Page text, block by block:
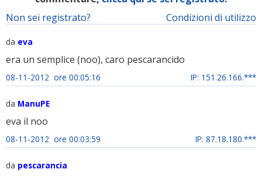
Condizioni di utilizzo
Non sei registrato?
da eva
era un semplice (noo), caro pescarancido
08-11-2012 ore 00:05:16 IP: 151.26.166.***
da ManuPE
eva il noo
08-11-2012 ore 00:03:59 IP: 87.18.180.***
da pescarancia